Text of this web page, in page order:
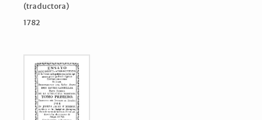
(traductora)
1782